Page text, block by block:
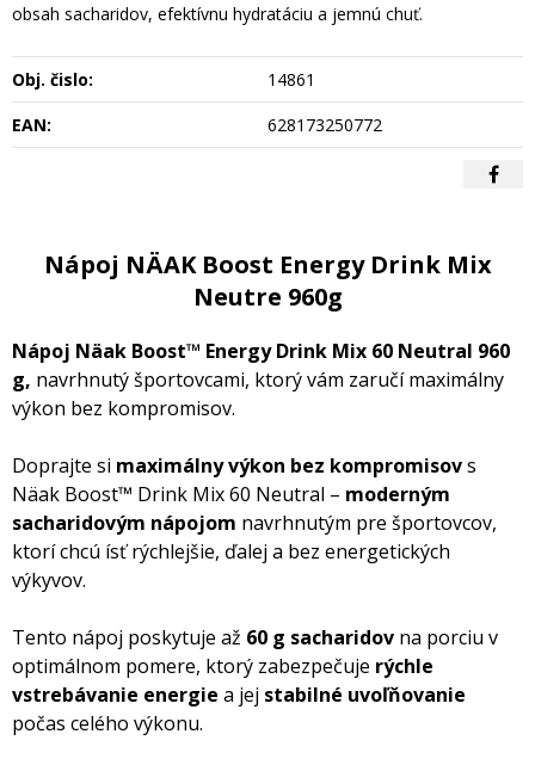
obsah sacharidov, efektívnu hydratáciu a jemnú chuť.
Obj. čislo:
14861
EAN:
628173250772
Nápoj NÄAK Boost Energy Drink Mix
Neutre 960g
Nápoj Näak Boost™ Energy Drink Mix 60 Neutral 960
g, navrhnutý športovcami, ktorý vám zaručí maximálny
výkon bez kompromisov.
Doprajte si maximálny výkon bez kompromisovs
Näak Boost™ Drink Mix 60 Neutral – moderným
sacharidovým nápojom navrhnutým pre športovcov,
ktorí chcú ísť rýchlejšie, ďalej a bez energetických
výkyvov.
Tento nápoj poskytuje až 60 g sacharidov na porciu v
optimálnom pomere, ktorý zabezpečuje rýchle
vstrebávanie energie a jej stabilné uvoľňovanie
počas celého výkonu.